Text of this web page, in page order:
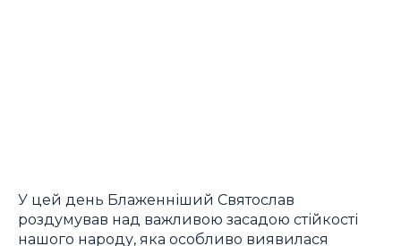
У цей день Блаженніший Святослав
роздумував над важливою засадою стійкості
нашого народу, яка особливо виявилася